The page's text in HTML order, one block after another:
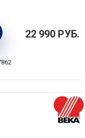
Silampos,
22 990 РУБ.